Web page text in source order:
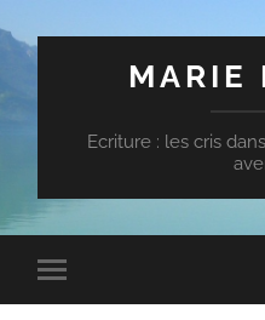
MARIE
Ecriture : les cris
Toggle
mobile